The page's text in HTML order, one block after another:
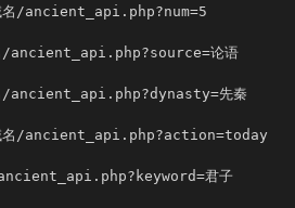
/ancient_api.php?num=5
论语
先秦
/ancient_api.php?action=today
君子